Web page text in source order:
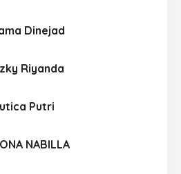
Dinejad
Riyanda
Putri
NABILLA